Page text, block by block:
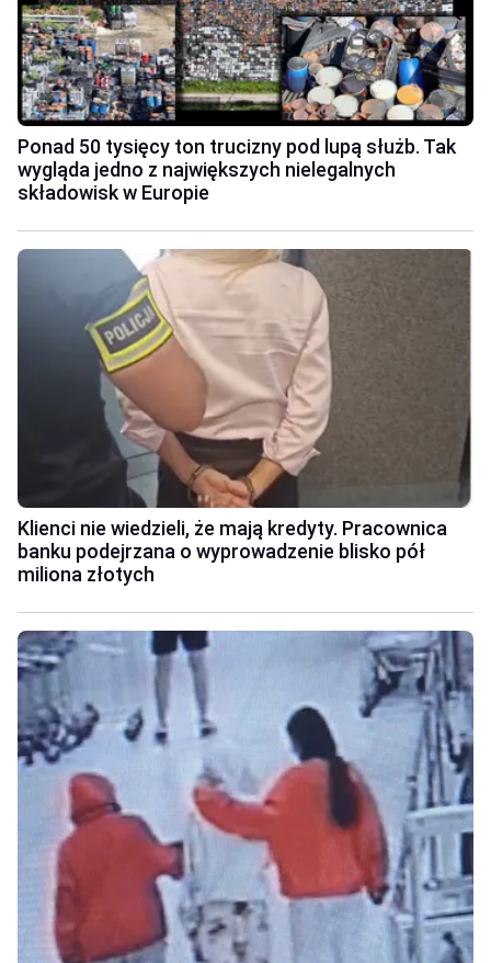
Ponad 50 tysięcy ton trucizny pod lupą służb. Tak
wygląda jedno z największych nielegalnych
składowisk w Europie
Klienci nie wiedzieli, że mają kredyty. Pracownica
banku podejrzana o wyprowadzenie blisko pół
miliona złotych